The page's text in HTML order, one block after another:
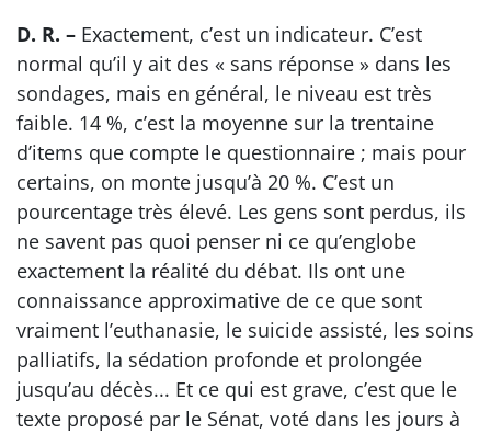
D. R. – Exactement, c’est un indicateur. C’est
normal qu’il y ait des « sans réponse » dans les
sondages, mais en général, le niveau est très
faible. 14 %, c’est la moyenne sur la trentaine
d’items que compte le questionnaire ; mais pour
certains, on monte jusqu’à 20 %. C’est un
pourcentage très élevé. Les gens sont perdus, ils
ne savent pas quoi penser ni ce qu’englobe
exactement la réalité du débat. Ils ont une
connaissance approximative de ce que sont
vraiment l’euthanasie, le suicide assisté, les soins
palliatifs, la sédation profonde et prolongée
jusqu’au décès... Et ce qui est grave, c’est que le
texte proposé par le Sénat, voté dans les jours à